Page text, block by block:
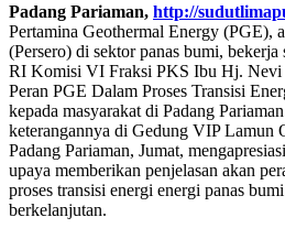
Padang Pariaman, http://
Pertamina Geothermal Energy (PGE),
(Persero) di sektor panas bumi,
RI Komisi VI Fraksi PKS Ibu Hj. Nevi
Peran PGE Dalam Proses Transisi
kepada masyarakat di Padang
keterangannya di Gedung VIP Lamun
Padang Pariaman, Jumat,
upaya memberikan penjelasan akan
proses transisi energi energi panas
berkelanjutan.